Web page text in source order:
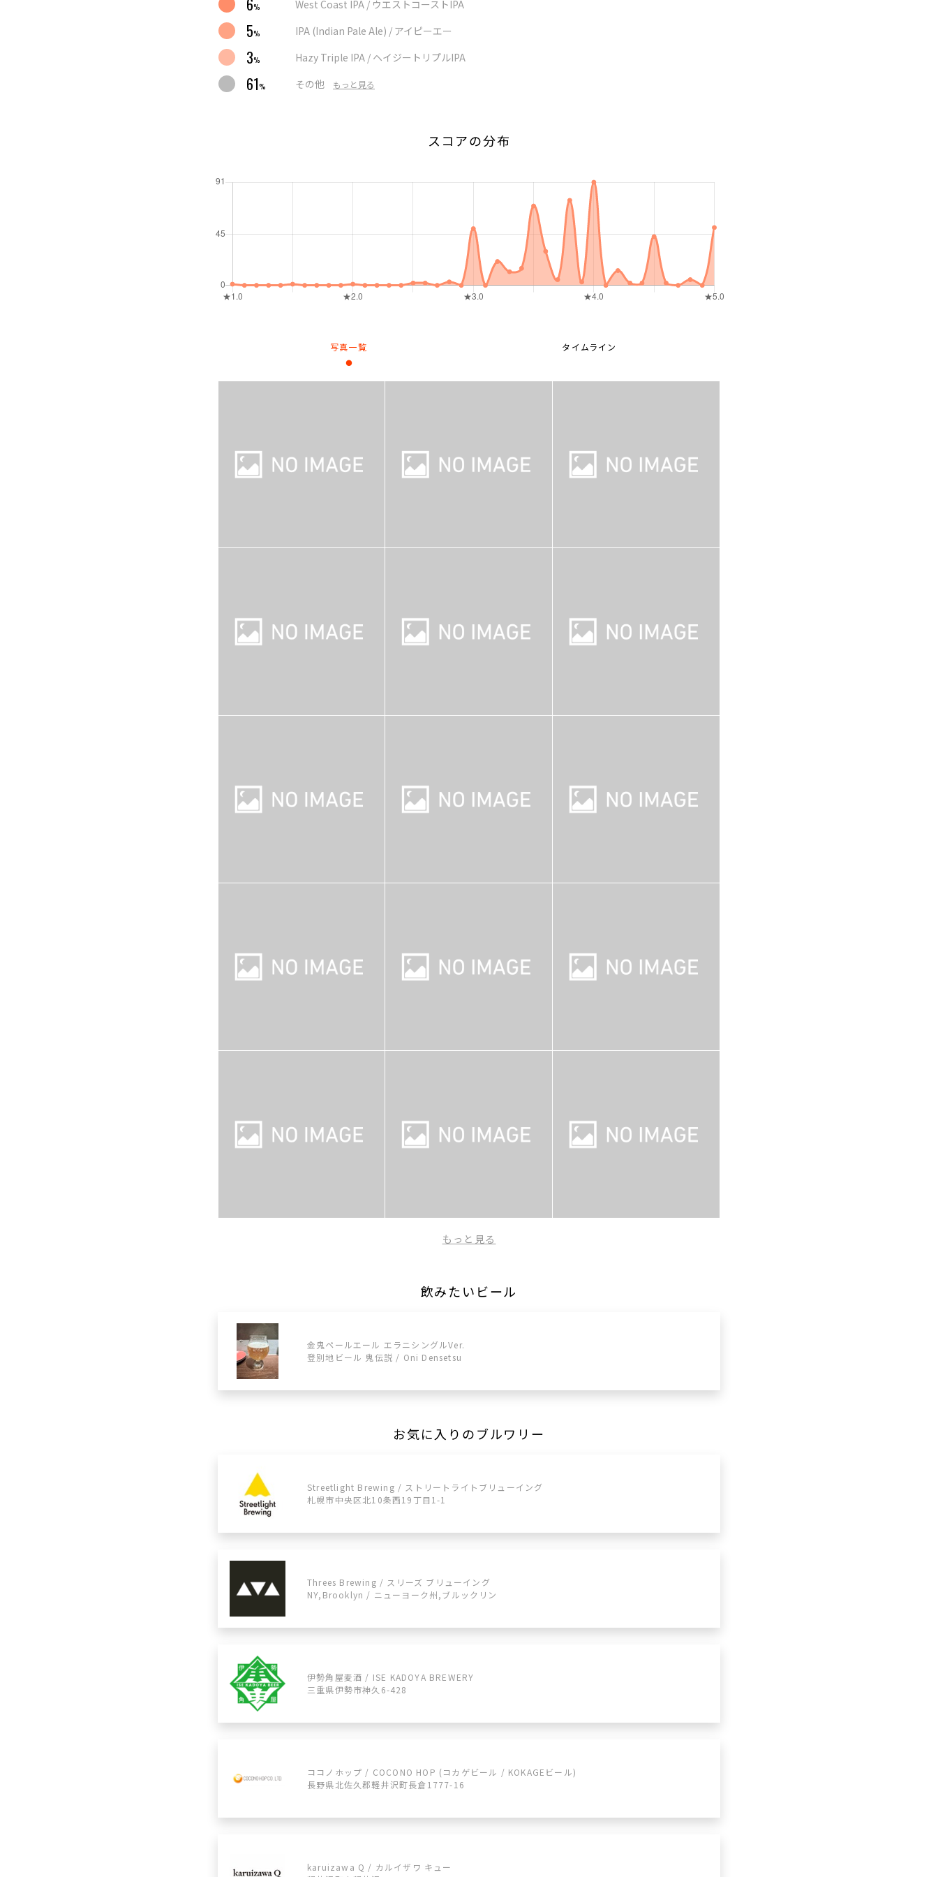
6% West Coast IPA / ウエストコーストIPA
5% IPA (Indian Pale Ale) / アイピーエー
3% Hazy Triple IPA / ヘイジートリプルIPA
61% その他 もっと見る
スコアの分布
写真一覧 タイムライン
・
もっと見る
飲みたいビール
金鬼ペールエール エラニシングルVer.
登別地ビール 鬼伝説 / Oni Densetsu
お気に入りのブルワリー
Streetlight Brewing / ストリートライトブリューイング
札幌市中央区北10条西19丁目1-1
Threes Brewing / スリーズ ブリューイング
NY,Brooklyn / ニューヨーク州,ブルックリン
伊勢角屋麦酒 / ISE KADOYA BREWERY
三重県伊勢市神久6-428
ココノホップ / COCONO HOP (コカゲビール / KOKAGEビール)
長野県北佐久郡軽井沢町長倉1777-16
karuizawa Q / カルイザワ キュー